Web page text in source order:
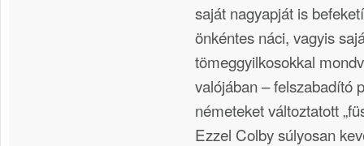
saját nagyapját is
önkéntes náci, vagyis
tömeggyilkosokkal
valójában – felszabadító
németeket változtatott
Ezzel Colby súlyosan